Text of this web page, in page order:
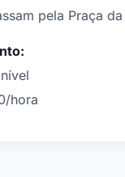
pela Praça da
hora